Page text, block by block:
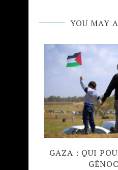
YOU MAY
GAZA : QUI